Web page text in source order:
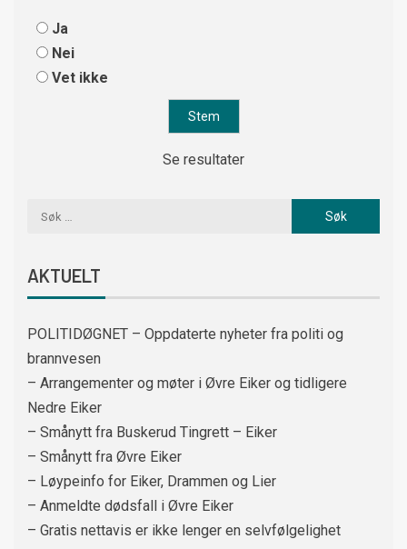
Ja
Nei
Vet ikke
Se resultater
AKTUELT
POLITIDØGNET – Oppdaterte nyheter fra politi og
brannvesen
– Arrangementer og møter i Øvre Eiker og tidligere
Nedre Eiker
– Smånytt fra Buskerud Tingrett – Eiker
– Smånytt fra Øvre Eiker
– Løypeinfo for Eiker, Drammen og Lier
– Anmeldte dødsfall i Øvre Eiker
– Gratis nettavis er ikke lenger en selvfølgelighet